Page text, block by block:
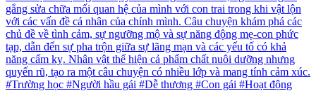
gắng sửa chữa mối quan hệ của mình với con trai trong khi vật lộn
với các vấn đề cá nhân của chính mình. Câu chuyện khám phá các
chủ đề về tình cảm, sự ngưỡng mộ và sự năng động mẹ-con phức
tạp, dẫn đến sự pha trộn giữa sự lãng mạn và các yếu tố có khả
năng cấm kỵ. Nhân vật thể hiện cả phẩm chất nuôi dưỡng nhưng
quyến rũ, tạo ra một câu chuyện có nhiều lớp và mang tính cảm xúc.
#Trường học #Người hầu gái #Dễ thương #Con gái #Hoạt động